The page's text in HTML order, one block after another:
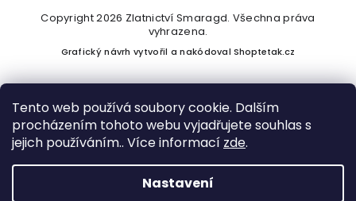
Tento web používá soubory cookie. Dalším
procházením tohoto webu vyjadřujete souhlas s
jejich používáním.. Více informací zde.
Nastavení
Vytvořil Shoptet
Copyright 2026 Zlatnictví Smaragd. Všechna práva
vyhrazena.
Grafický návrh vytvořil a nakódovalShoptetak.cz
Podle zákona o evidenci tržeb je prodávající povinen vystavit